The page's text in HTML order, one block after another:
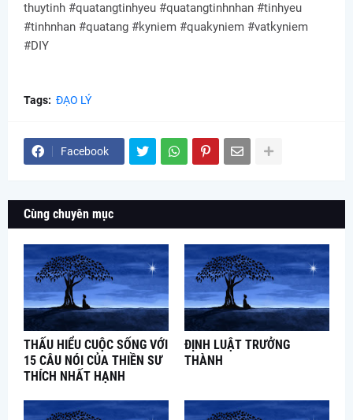
thuytinh #quatangtinhyeu #quatangtinhnhan #tinhyeu
#tinhnhan #quatang #kyniem #quakyniem #vatkyniem
#DIY
Tags: ĐẠO LÝ
Facebook
Cùng chuyên mục
THẤU HIỂU CUỘC SỐNG VỚI
15 CÂU NÓI CỦA THIỀN SƯ
THÍCH NHẤT HẠNH
ĐỊNH LUẬT TRƯỞNG
THÀNH